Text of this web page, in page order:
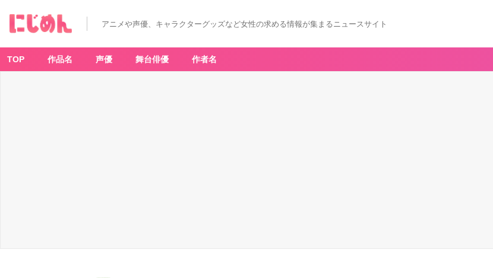
アニメや声優、キャラクターグッズなど女性の求める情報が集まるニュースサイト
TOP 作品名 声優 舞台俳優 作者名